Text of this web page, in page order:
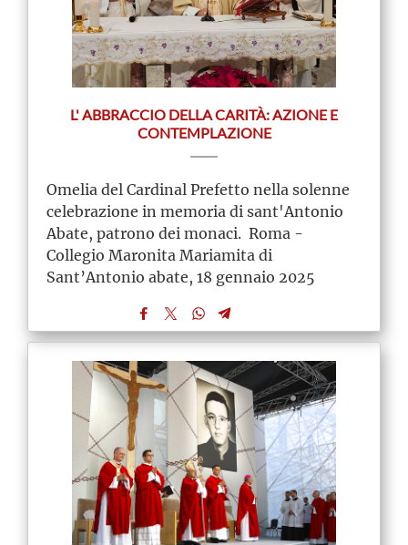
L' ABBRACCIO DELLA CARITÀ: AZIONE E
CONTEMPLAZIONE
Omelia del Cardinal Prefetto nella solenne
celebrazione in memoria di sant'Antonio
Abate, patrono dei monaci. Roma -
Collegio Maronita Mariamita di
Sant’Antonio abate, 18 gennaio 2025